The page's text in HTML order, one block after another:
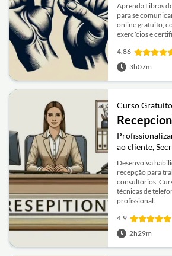
Aprenda Libras
para se
online gratuito,
exercícios e
4.86
3h07m
Curso Gratuito
ao cliente,
Desenvolva
recepção para
consultórios.
técnicas de
profissional.
4.9
2h29m